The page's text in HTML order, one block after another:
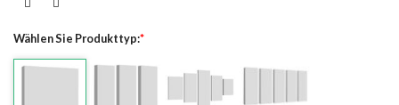
Wählen Sie Produkttyp:*